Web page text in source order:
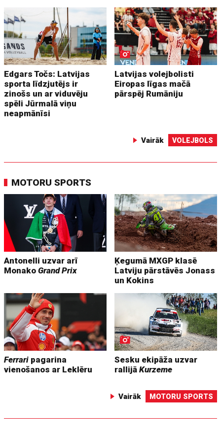
Edgars Točs: Latvijas
sporta līdzjutējs ir
zinošs un ar viduvēju
spēli Jūrmalā viņu
neapmānīsi
Latvijas volejbolisti
Eiropas līgas mačā
pārspēj Rumāniju
Vairāk VOLEJBOLS
MOTORU SPORTS
Antonelli uzvar arī
MonakoGrand Prix
Ķegumā MXGP klasē
Latviju pārstāvēs Jonass
un Kokins
Ferrari pagarina
vienošanos ar Leklēru
Sesku ekipāža uzvar
rallijāKurzeme
Vairāk MOTORU SPORTS